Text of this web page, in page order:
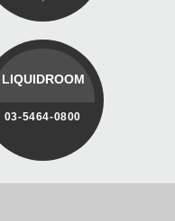
LIQUIDROOM
03-5464-0800